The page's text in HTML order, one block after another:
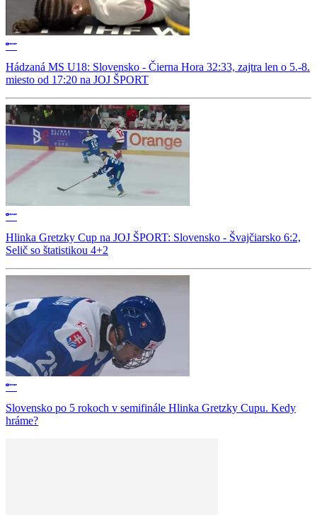
Hádzaná MS U18: Slovensko - Čierna Hora 32:33, zajtra len o 5.-8.
miesto od 17:20 na JOJ ŠPORT
Hlinka Gretzky Cup na JOJ ŠPORT: Slovensko - Švajčiarsko 6:2,
Selič so štatistikou 4+2
Slovensko po 5 rokoch v semifinále Hlinka Gretzky Cupu. Kedy
hráme?